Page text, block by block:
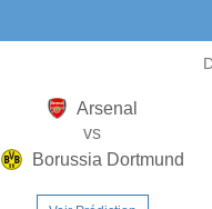
Arsenal
vs
Borussia Dortmund